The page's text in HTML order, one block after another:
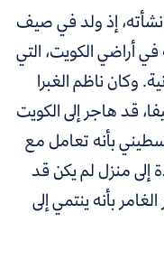
إذ ولد في صيف
في أراضي الكويت، التي
وكان ناظم الغبرا
قد هاجر إلى الكويت
بأنه تعامل مع
إلى منزل لم يكن قد
بأنه ينتمي إلى